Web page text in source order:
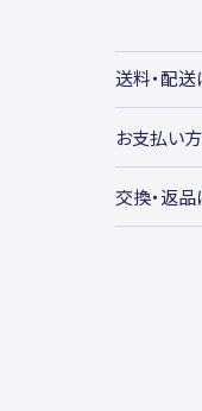
送料・配送
お支払い
交換・返品